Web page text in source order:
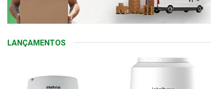
LANÇAMENTOS